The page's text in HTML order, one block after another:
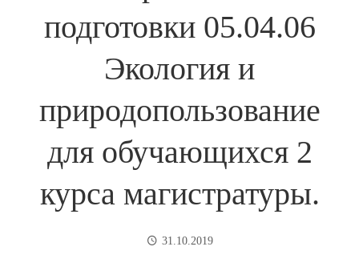
подготовки 05.04.06
Экология и
природопользование
для обучающихся 2
курса магистратуры.
31.10.2019